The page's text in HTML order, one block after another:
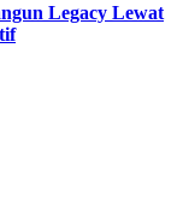
Legacy Lewat